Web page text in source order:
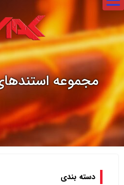
مک
استیل
مجموعه
دسته بندی